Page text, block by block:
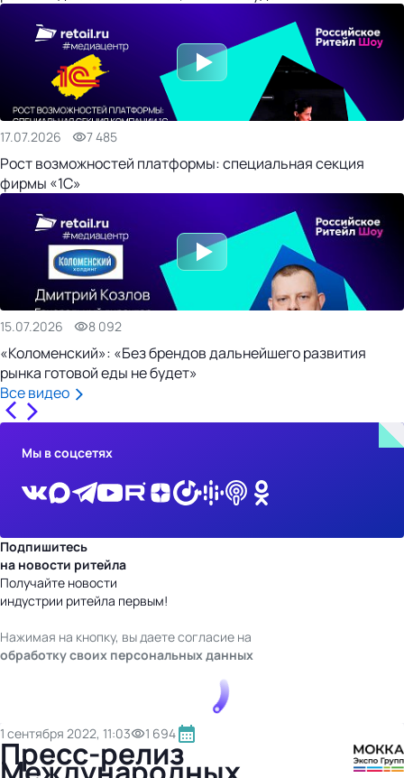
17.07.2026 7 485
Рост возможностей платформы: специальная секция
фирмы «1С»
15.07.2026 8 092
«Коломенский»: «Без брендов дальнейшего развития
рынка готовой еды не будет»
Все видео
Мы в соцсетях
Подпишитесь
на новости ритейла
Получайте новости
индустрии ритейла первым!
Нажимая на кнопку, вы даете согласие на
обработку своих персональных данных
1 сентября 2022, 11:03 1 694
Пресс-релиз